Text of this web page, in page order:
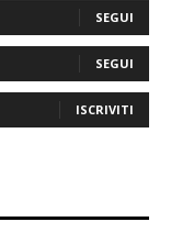
SEGUI
SEGUI
ISCRIVITI